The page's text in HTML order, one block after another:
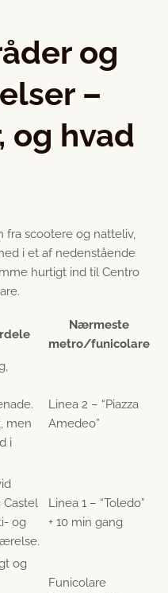
og
–
og hvad
fra scootere og natteliv,
i et af nedenstående
hurtigt ind til Centro
Nærmeste
metro/funicolare
men
i
Linea 2 – “Piazza
Amedeo”
Castel
og
Linea 1 – “Toledo”
+ 10 min gang
og
Funicolare